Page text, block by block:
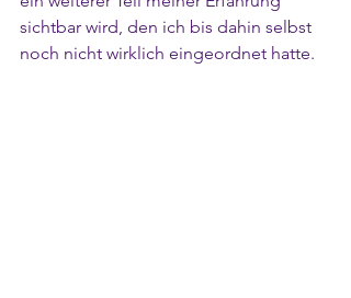
sichtbar wird, den ich bis dahin selbst
noch nicht wirklich eingeordnet hatte.